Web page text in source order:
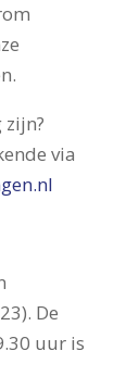
via
De
uur is